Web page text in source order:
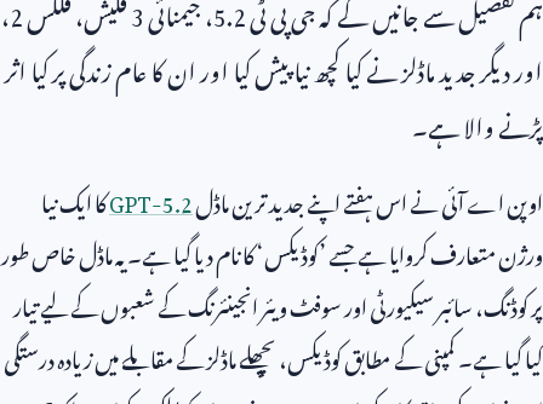
ہم تفصیل سے جانیں گے کہ جی پی ٹی5.2، جیمنائی3فلیش، فلکس2،
اور دیگر جدید ماڈلز نے کیا کچھ نیا پیش کیا اور ان کا عام زندگی پر کیا اثر
پڑنے والا ہے۔
اوپن اے آئی نے اس ہفتے اپنے جدید ترین ماڈلGPT-5.2کا ایک نیا
ورژن متعارف کروایا ہے جسے ’کوڈیکس‘ کا نام دیا گیا ہے۔ یہ ماڈل خاص طور
پر کوڈنگ، سائبر سیکیورٹی اور سوفٹ ویئر انجینئرنگ کے شعبوں کے لیے تیار
کیا گیا ہے۔ کمپنی کے مطابق کوڈیکس، پچھلے ماڈلز کے مقابلے میں زیادہ درستگی